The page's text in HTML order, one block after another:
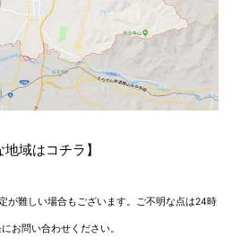
域はコチラ】
が難しい場合もございます。ご不明な点は24時
お問い合わせください。